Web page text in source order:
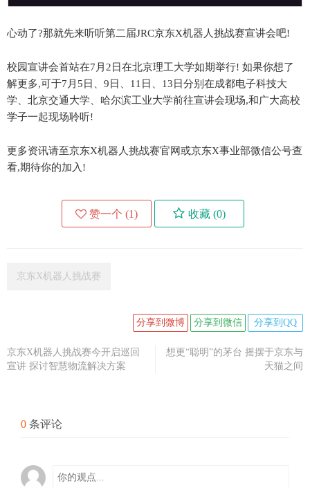
心动了?那就先来听听第二届JRC京东X机器人挑战赛宣讲会吧!
校园宣讲会首站在7月2日在北京理工大学如期举行! 如果你想了
解更多,可于7月5日、9日、11日、13日分别在成都电子科技大
学、北京交通大学、哈尔滨工业大学前往宣讲会现场,和广大高校
学子一起现场聆听!
更多资讯请至京东X机器人挑战赛官网或京东X事业部微信公号查
看,期待你的加入!
赞一个 (1) 收藏 (0)
京东X机器人挑战赛
分享到QQ
分享到微信
分享到微博
京东X机器人挑战赛今开启巡回
宣讲 探讨智慧物流解决方案
想更“聪明”的茅台 摇摆于京东与
天猫之间
0 条评论